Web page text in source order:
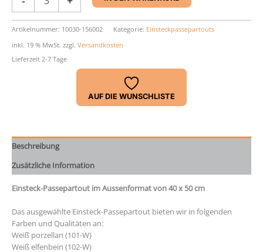
Passepartout
40
x
50
Menge
Artikelnummer: 10030-156002 Kategorie: Einsteckpassepartouts
inkl. 19 % MwSt. zzgl. Versandkosten
Lieferzeit 2-7 Tage
AUF DIE WUNSCHLISTE
Beschreibung
Zusätzliche Information
Einsteck-Passepartout im Aussenformat von 40 x 50 cm
Das ausgewählte Einsteck-Passepartout bieten wir in folgenden
Farben und Qualitäten an:
Weiß porzellan (101-W)
Weiß elfenbein (102-W)